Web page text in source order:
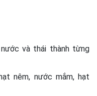
và thái thành từng
nêm, nước mắm, hạt